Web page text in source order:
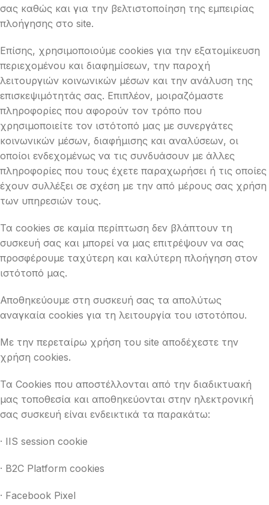
σας καθώς και για την βελτιστοποίηση της εμπειρίας
πλοήγησης στο site.
Επίσης, χρησιμοποιούμε cookies για την εξατομίκευση
περιεχομένου και διαφημίσεων, την παροχή
λειτουργιών κοινωνικών μέσων και την ανάλυση της
επισκεψιμότητάς σας. Επιπλέον, μοιραζόμαστε
πληροφορίες που αφορούν τον τρόπο που
χρησιμοποιείτε τον ιστότοπό μας με συνεργάτες
κοινωνικών μέσων, διαφήμισης και αναλύσεων, οι
οποίοι ενδεχομένως να τις συνδυάσουν με άλλες
πληροφορίες που τους έχετε παραχωρήσει ή τις οποίες
έχουν συλλέξει σε σχέση με την από μέρους σας χρήση
των υπηρεσιών τους.
Τα cookies σε καμία περίπτωση δεν βλάπτουν τη
συσκευή σας και μπορεί να μας επιτρέψουν να σας
προσφέρουμε ταχύτερη και καλύτερη πλοήγηση στον
ιστότοπό μας.
Αποθηκεύουμε στη συσκευή σας τα απολύτως
αναγκαία cookies για τη λειτουργία του ιστοτόπου.
Με την περεταίρω χρήση του site αποδέχεστε την
χρήση cookies.
Τα Cookies που αποστέλλονται από την διαδικτυακή
μας τοποθεσία και αποθηκεύονται στην ηλεκτρονική
σας συσκευή είναι ενδεικτικά τα παρακάτω:
· IIS session cookie
· B2C Platform cookies
· Facebook Pixel